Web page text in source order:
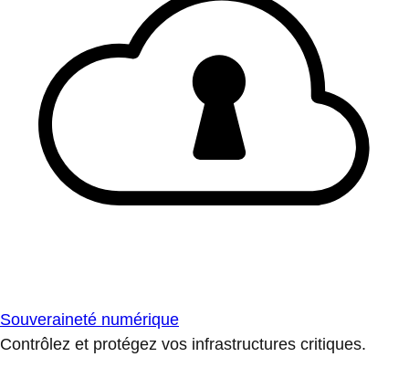
Souveraineté numérique
Contrôlez et protégez vos infrastructures critiques.